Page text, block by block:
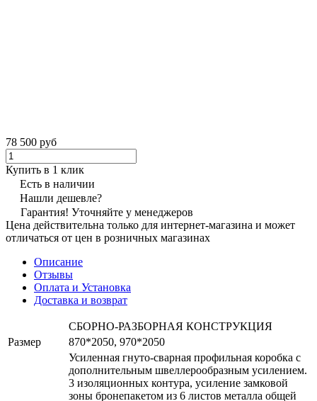
78 500 руб
Купить в 1 клик
Есть в наличии
Нашли дешевле?
Гарантия! Уточняйте у менеджеров
Цена действительна только для интернет-магазина и может
отличаться от цен в розничных магазинах
Описание
Отзывы
Оплата и Установка
Доставка и возврат
СБОРНО-РАЗБОРНАЯ КОНСТРУКЦИЯ
Размер
870*2050, 970*2050
Усиленная гнуто-сварная профильная коробка с
дополнительным швеллерообразным усилением.
3 изоляционных контура, усиление замковой
зоны бронепакетом из 6 листов металла общей